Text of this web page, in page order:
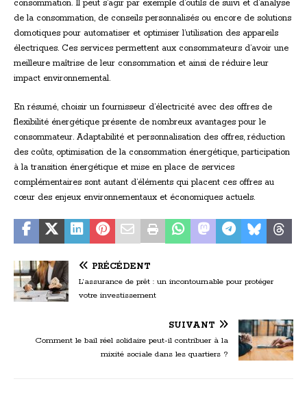
consommation. Il peut s’agir par exemple d’outils de suivi et d’analyse
de la consommation, de conseils personnalisés ou encore de solutions
domotiques pour automatiser et optimiser l’utilisation des appareils
électriques. Ces services permettent aux consommateurs d’avoir une
meilleure maîtrise de leur consommation et ainsi de réduire leur
impact environnemental.
En résumé, choisir un fournisseur d’électricité avec des offres de
flexibilité énergétique présente de nombreux avantages pour le
consommateur. Adaptabilité et personnalisation des offres, réduction
des coûts, optimisation de la consommation énergétique, participation
à la transition énergétique et mise en place de services
complémentaires sont autant d’éléments qui placent ces offres au
cœur des enjeux environnementaux et économiques actuels.
PRÉCÉDENT
L’assurance de prêt : un incontournable pour protéger
votre investissement
SUIVANT
Comment le bail réel solidaire peut-il contribuer à la
mixité sociale dans les quartiers ?